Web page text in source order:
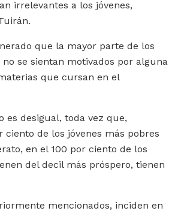
irrelevantes a los jóvenes,
que la mayor parte de los
no se sientan motivados por alguna
que cursan en el
es desigual, toda vez que,
ciento de los jóvenes más pobres
en el 100 por ciento de los
del decil más próspero, tienen
mencionados, inciden en